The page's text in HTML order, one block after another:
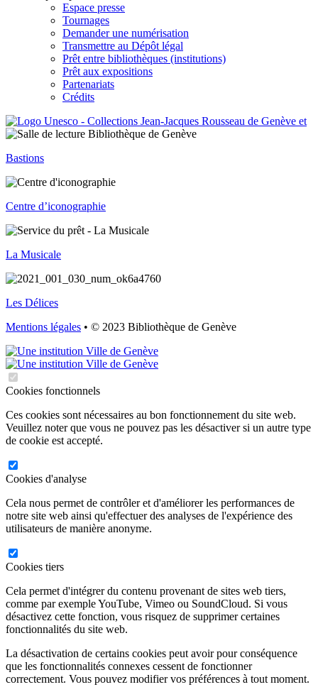
Espace presse
Tournages
Demander une numérisation
Transmettre au Dépôt légal
Prêt entre bibliothèques (institutions)
Prêt aux expositions
Partenariats
Crédits
Bastions
Centre d’iconographie
La Musicale
Les Délices
Mentions légales • © 2023 Bibliothèque de Genève
Cookies fonctionnels
Ces cookies sont nécessaires au bon fonctionnement du site web.
Veuillez noter que vous ne pouvez pas les désactiver si un autre type
de cookie est accepté.
Cookies d'analyse
Cela nous permet de contrôler et d'améliorer les performances de
notre site web ainsi qu'effectuer des analyses de l'expérience des
utilisateurs de manière anonyme.
Cookies tiers
Cela permet d'intégrer du contenu provenant de sites web tiers,
comme par exemple YouTube, Vimeo ou SoundCloud. Si vous
désactivez cette fonction, vous risquez de supprimer certaines
fonctionnalités du site web.
La désactivation de certains cookies peut avoir pour conséquence
que les fonctionnalités connexes cessent de fonctionner
correctement. Vous pouvez modifier vos préférences à tout moment.